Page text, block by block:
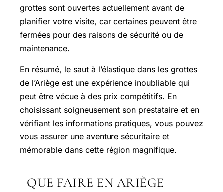
grottes sont ouvertes actuellement avant de
planifier votre visite, car certaines peuvent être
fermées pour des raisons de sécurité ou de
maintenance.
En résumé, le saut à l’élastique dans les grottes
de l’Ariège est une expérience inoubliable qui
peut être vécue à des prix compétitifs. En
choisissant soigneusement son prestataire et en
vérifiant les informations pratiques, vous pouvez
vous assurer une aventure sécuritaire et
mémorable dans cette région magnifique.
QUE FAIRE EN ARIÈGE